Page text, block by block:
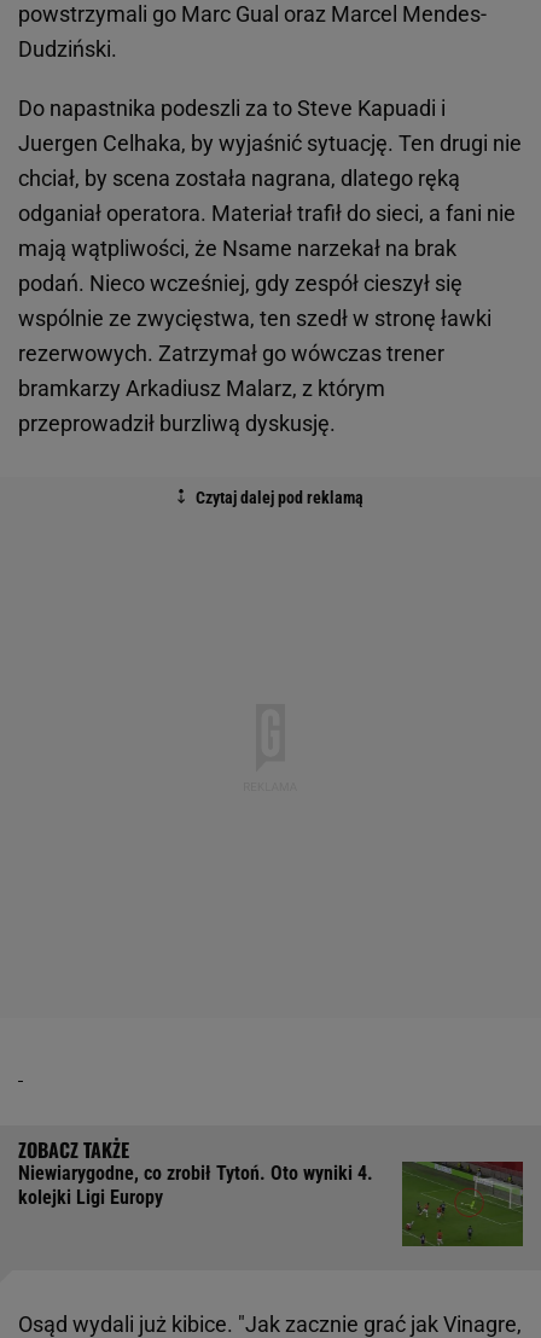
powstrzymali go Marc Gual oraz Marcel Mendes-
Dudziński.
Do napastnika podeszli za to Steve Kapuadi i
Juergen Celhaka, by wyjaśnić sytuację. Ten drugi nie
chciał, by scena została nagrana, dlatego ręką
odganiał operatora. Materiał trafił do sieci, a fani nie
mają wątpliwości, że Nsame narzekał na brak
podań. Nieco wcześniej, gdy zespół cieszył się
wspólnie ze zwycięstwa, ten szedł w stronę ławki
rezerwowych. Zatrzymał go wówczas trener
bramkarzy Arkadiusz Malarz, z którym
przeprowadził burzliwą dyskusję.
Niewiarygodne, co zrobił Tytoń. Oto wyniki 4.
kolejki Ligi Europy
Osąd wydali już kibice. "Jak zacznie grać jak Vinagre,